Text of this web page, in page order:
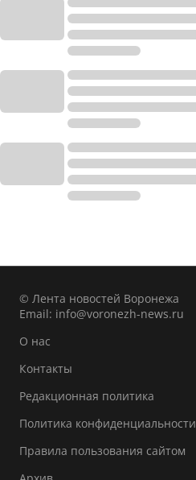
© Лента новостей Воронежа
Email: info@voronezh-news.ru
О нас
Контакты
Редакционная политика
Политика конфиденциальности
Правила пользования сайтом